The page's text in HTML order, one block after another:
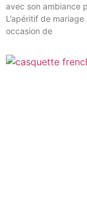
avec son ambiance
L’apéritif de
occasion de